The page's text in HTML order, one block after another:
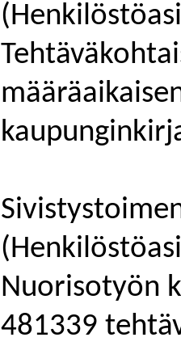
Nuorisotyön
481339